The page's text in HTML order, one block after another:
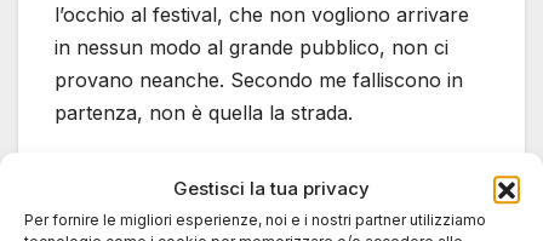
Gestisci la tua privacy
Per fornire le migliori esperienze, noi e i nostri partner utilizziamo
l’occhio al festival, che non vogliono arrivare
in nessun modo al grande pubblico, non ci
provano neanche. Secondo me falliscono in
partenza, non è quella la strada.
In Italia dobbiamo renderci conto che c’è tutto
un tipo di cinema che sta a metà tra il cinema